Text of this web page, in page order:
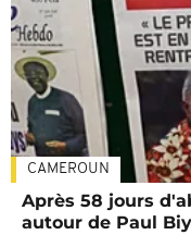
CAMEROUN
Après 58 jours
autour de Paul